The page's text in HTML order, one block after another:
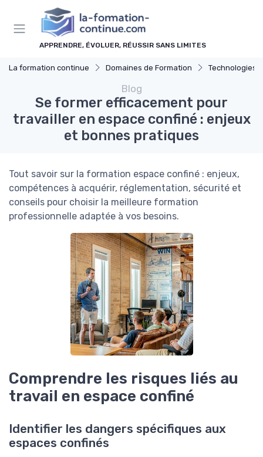
APPRENDRE, ÉVOLUER, RÉUSSIR SANS LIMITES
La formation continue Domaines de Formation Technologies et
Blog
Se former efficacement pour
travailler en espace confiné : enjeux
et bonnes pratiques
Tout savoir sur la formation espace confiné : enjeux,
compétences à acquérir, réglementation, sécurité et
conseils pour choisir la meilleure formation
professionnelle adaptée à vos besoins.
Comprendre les risques liés au
travail en espace confiné
Identifier les dangers spécifiques aux
espaces confinés
Panneau de gestion des cookies